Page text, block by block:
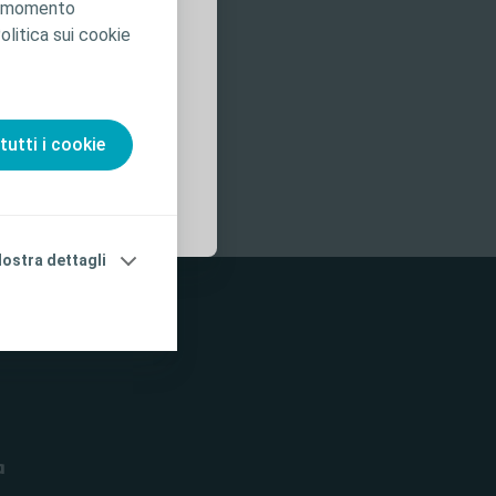
sui cookie
i cookie
dettagli
sanitario.
l’uso,
per l'uso